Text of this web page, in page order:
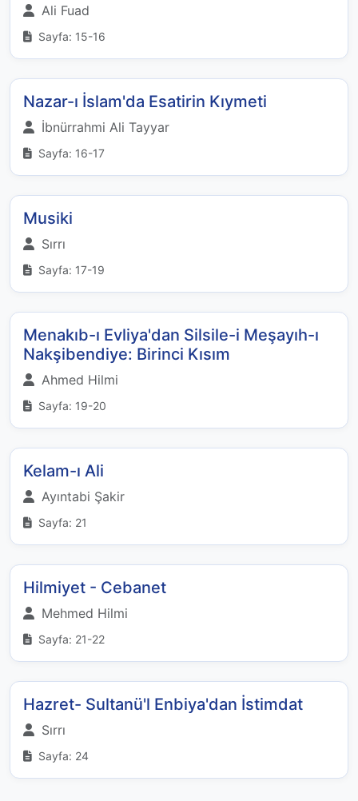
Ali Fuad
Sayfa: 15-16
Nazar-ı İslam'da Esatirin Kıymeti
İbnürrahmi Ali Tayyar
Sayfa: 16-17
Musiki
Sırrı
Sayfa: 17-19
Menakıb-ı Evliya'dan Silsile-i Meşayıh-ı
Nakşibendiye: Birinci Kısım
Ahmed Hilmi
Sayfa: 19-20
Kelam-ı Ali
Ayıntabi Şakir
Sayfa: 21
Hilmiyet - Cebanet
Mehmed Hilmi
Sayfa: 21-22
Hazret- Sultanü'l Enbiya'dan İstimdat
Sırrı
Sayfa: 24